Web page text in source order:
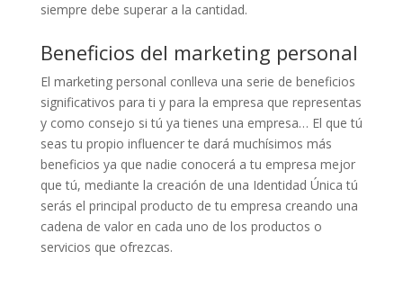
siempre debe superar a la cantidad.
Beneficios del marketing personal
El marketing personal conlleva una serie de beneficios
significativos para ti y para la empresa que representas
y como consejo si tú ya tienes una empresa… El que tú
seas tu propio influencer te dará muchísimos más
beneficios ya que nadie conocerá a tu empresa mejor
que tú, mediante la creación de una Identidad Única tú
serás el principal producto de tu empresa creando una
cadena de valor en cada uno de los productos o
servicios que ofrezcas.